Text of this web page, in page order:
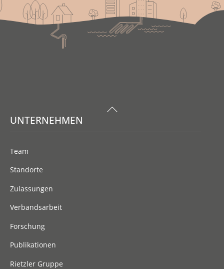
Back
Top
UNTERNEHMEN
Team
Standorte
Zulassungen
Verbandsarbeit
Forschung
Publikationen
Rietzler Gruppe